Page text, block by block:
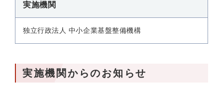
実施機関
独立行政法人 中小企業基盤整備機構
実施機関からのお知らせ